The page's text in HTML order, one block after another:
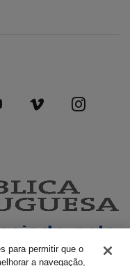
para permitir que o
a navegação,